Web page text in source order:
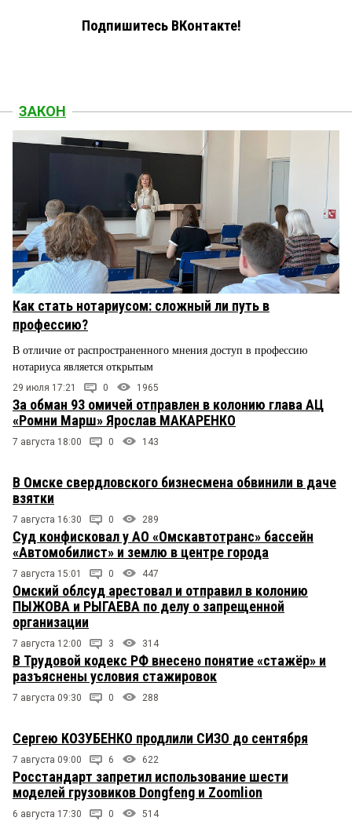
Подпишитесь ВКонтакте!
ЗАКОН
Как стать нотариусом: сложный ли путь в
профессию?
В отличие от распространенного мнения доступ в профессию
нотариуса является открытым
29 июля 17:21 0 1965
За обман 93 омичей отправлен в колонию глава АЦ
«Ромни Марш» Ярослав МАКАРЕНКО
7 августа 18:00 0 143
В Омске свердловского бизнесмена обвинили в даче
взятки
7 августа 16:30 0 289
Суд конфисковал у АО «Омскавтотранс» бассейн
«Автомобилист» и землю в центре города
7 августа 15:01 0 447
Омский облсуд арестовал и отправил в колонию
ПЫЖОВА и РЫГАЕВА по делу о запрещенной
организации
7 августа 12:00 3 314
В Трудовой кодекс РФ внесено понятие «стажёр» и
разъяснены условия стажировок
7 августа 09:30 0 288
Сергею КОЗУБЕНКО продлили СИЗО до сентября
7 августа 09:00 6 622
Росстандарт запретил использование шести
моделей грузовиков Dongfeng и Zoomlion
6 августа 17:30 0 514